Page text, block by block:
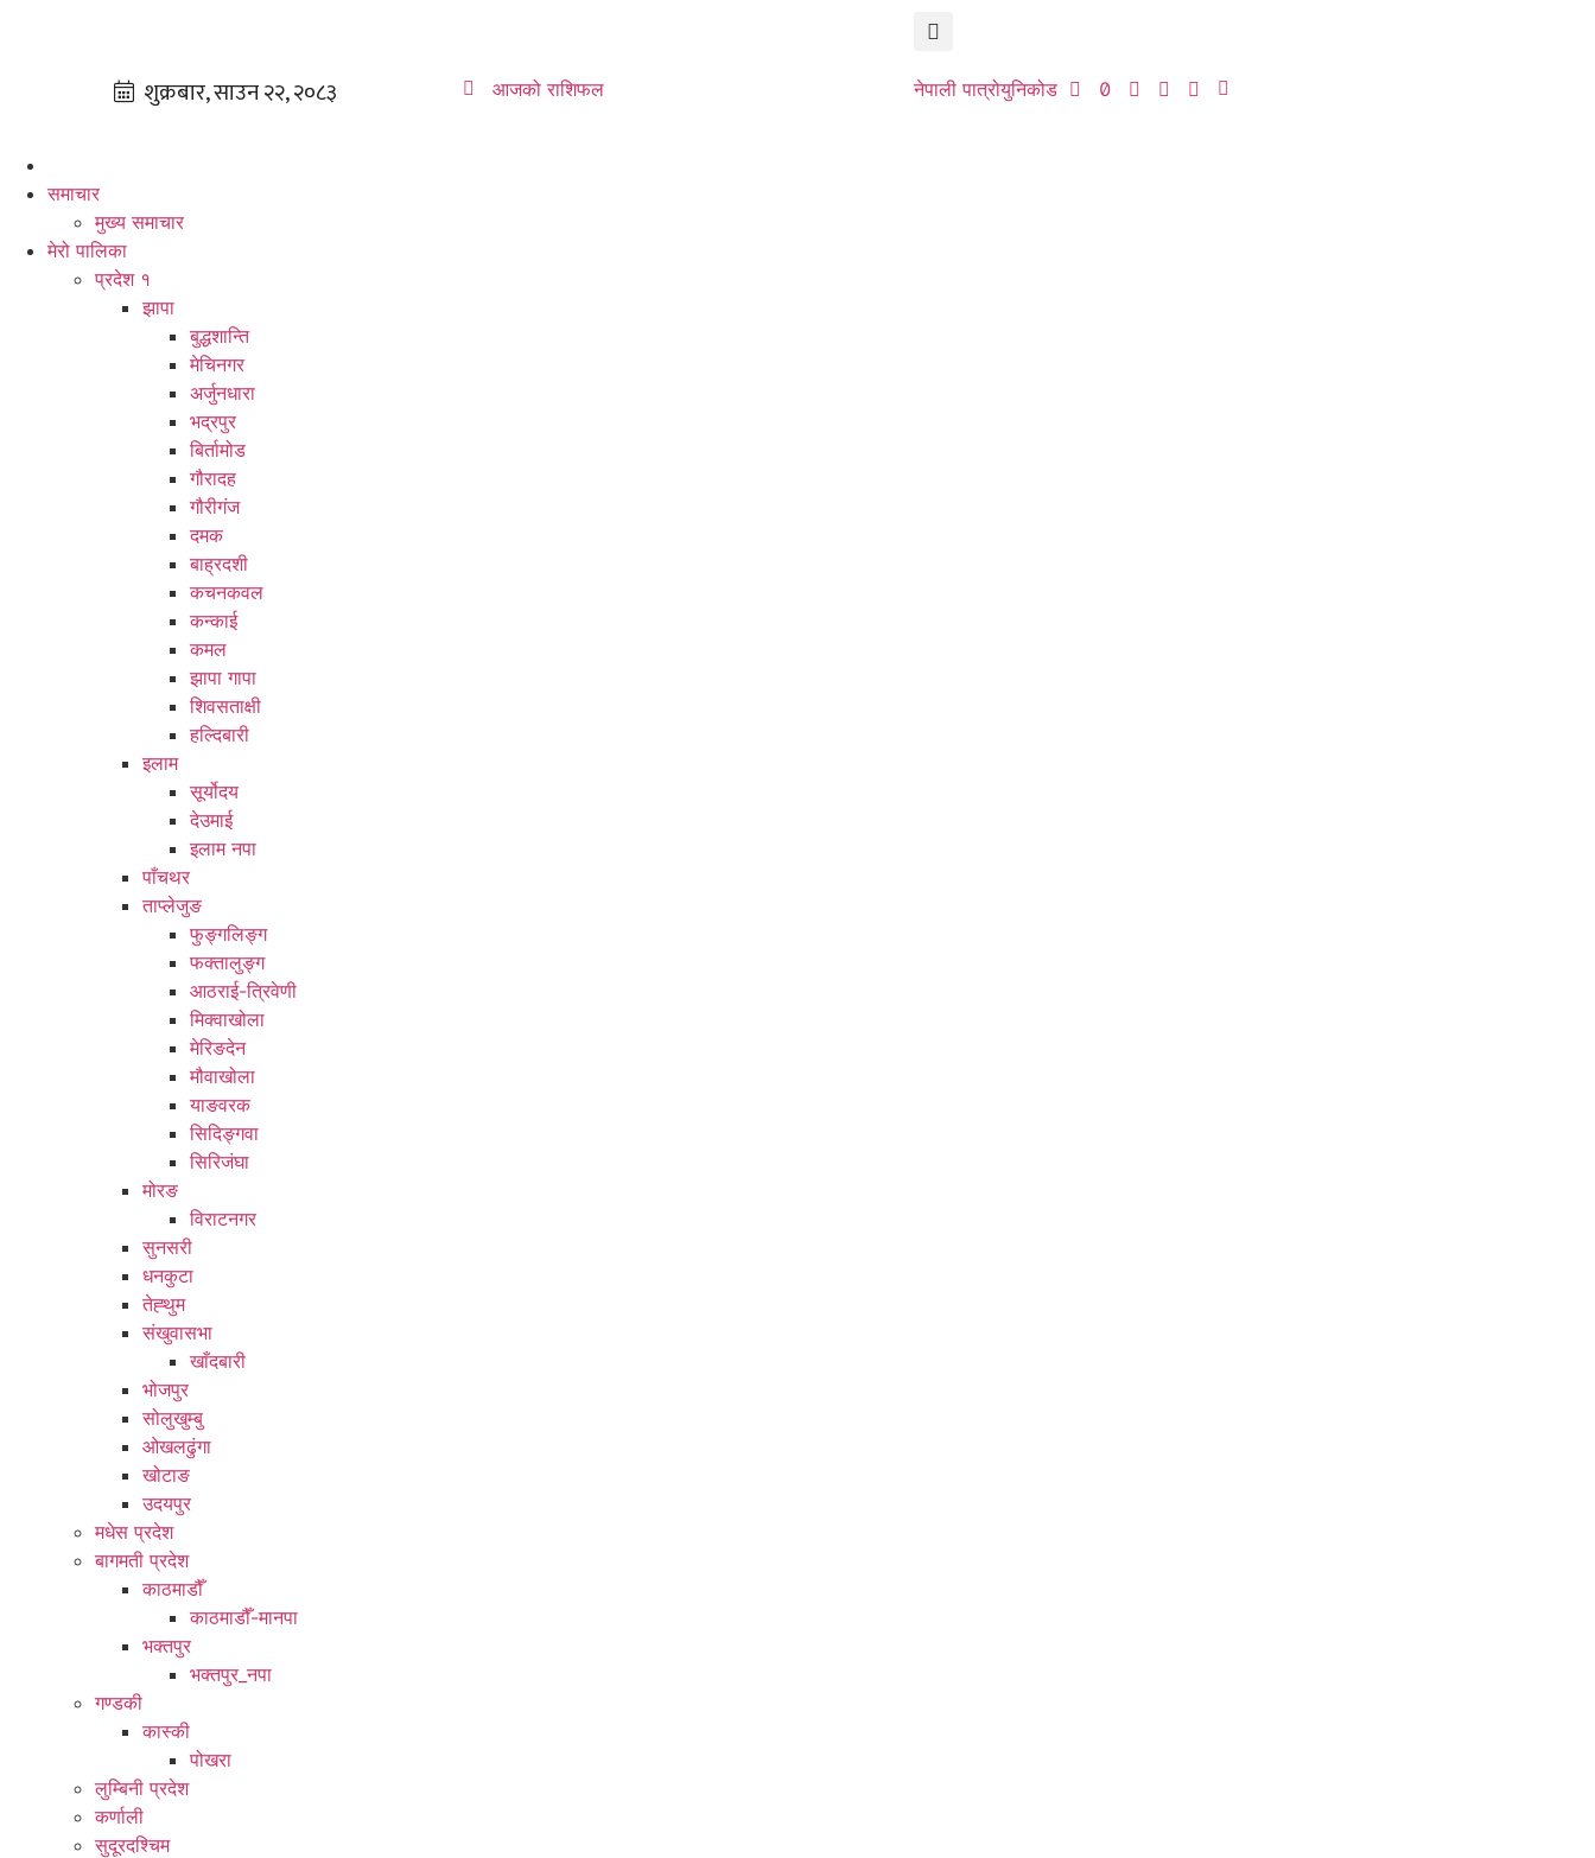
आजको राशिफल नेपाली पात्रोयुनिकोड
समाचार
मुख्य समाचार
मेरो पालिका
प्रदेश १
झापा
बुद्धशान्ति
मेचिनगर
अर्जुनधारा
भद्रपुर
बिर्तामोड
गौरादह
गौरीगंज
दमक
बाह्रदशी
कचनकवल
कन्काई
कमल
झापा गापा
शिवसताक्षी
हल्दिबारी
इलाम
सूर्योदय
देउमाई
इलाम नपा
पाँचथर
ताप्लेजुङ
फुङ्गलिङ्ग
फक्तालुङ्ग
आठराई-त्रिवेणी
मिक्वाखोला
मेरिङदेन
मौवाखोला
याङवरक
सिदिङ्गवा
सिरिजंघा
मोरङ
विराटनगर
सुनसरी
धनकुटा
तेह्थुम
संखुवासभा
खाँदबारी
भोजपुर
सोलुखुम्बु
ओखलढुंगा
खोटाङ
उदयपुर
मधेस प्रदेश
बागमती प्रदेश
काठमाडौँ
काठमाडौँ-मानपा
भक्तपुर
भक्तपुर_नपा
गण्डकी
कास्की
पोखरा
लुम्बिनी प्रदेश
कर्णाली
सुदूरदश्चिम